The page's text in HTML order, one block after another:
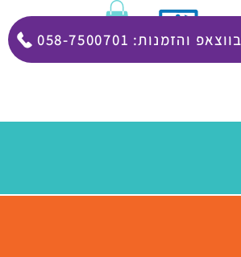
:לפניה בווצאפ והזמנות